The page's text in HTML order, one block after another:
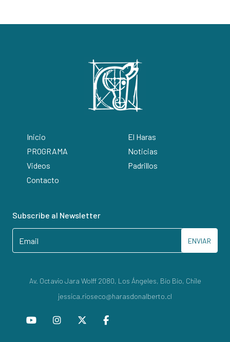
Inicio
El Haras
PROGRAMA
Noticias
Videos
Padrillos
Contacto
Subscribe al Newsletter
ENVIAR
Av. Octavio Jara Wolff 2080, Los Ángeles, Bío Bío, Chile
jessica.rioseco@harasdonalberto.cl